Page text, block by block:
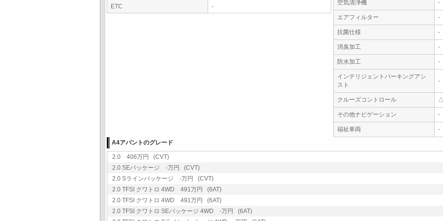
ETC -
空気清浄機 -
エアフィルター -
抗菌仕様 -
消臭加工 -
防水加工 -
インテリジェントパーキングアシ
スト
-
クルーズコントロール
その他ナビゲーション -
福祉車両
-
A4アバントのグレード
2.0 406万円 (CVT)
2.0 SEパッケージ -万円 (CVT)
2.0 Sラインパッケージ -万円 (CVT)
2.0 TFSI クワトロ 4WD 491万円 (6AT)
2.0 TFSI クワトロ 4WD 491万円 (6AT)
2.0 TFSI クワトロ SEパッケージ 4WD -万円 (6AT)